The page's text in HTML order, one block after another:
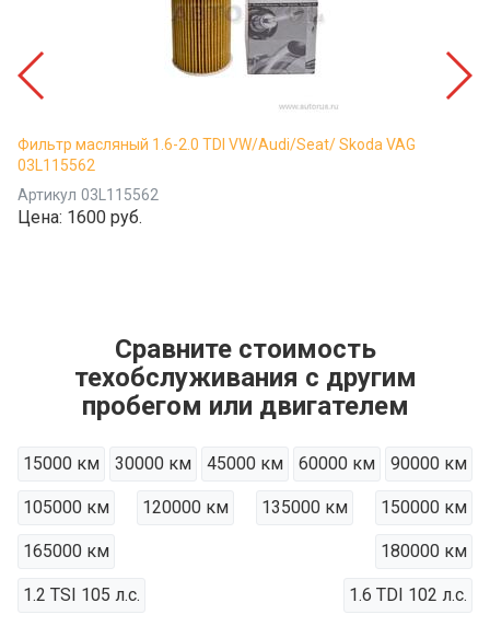
Фильтр масляный 1.6-2.0 TDI VW/Audi/Seat/ Skoda VAG
03L115562
Артикул 03L115562
Цена: 1600 руб.
Сравните стоимость
техобслуживания с другим
пробегом или двигателем
15000 км 30000 км 45000 км 60000 км 90000 км
105000 км 120000 км 135000 км 150000 км
165000 км 180000 км
1.2 TSI 105 л.с. 1.6 TDI 102 л.с.